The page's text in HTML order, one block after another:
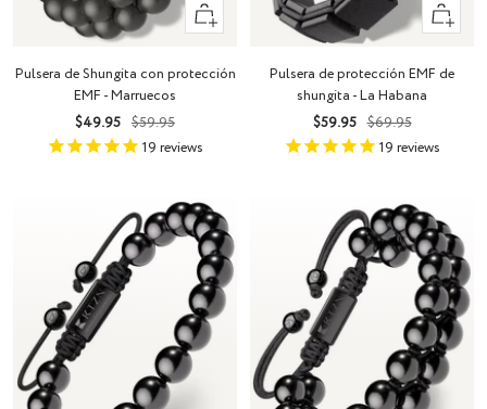
+
Añadir
Pulsera de Shungita con protección
EMF - Marruecos
Precio
de
$49.95 Precio
normal
$59.95
19 reviews
+
Añadir
Pulsera de protección EMF de
shungita - La Habana
Precio
de
$59.95 Precio
normal
$69.95
19 reviews